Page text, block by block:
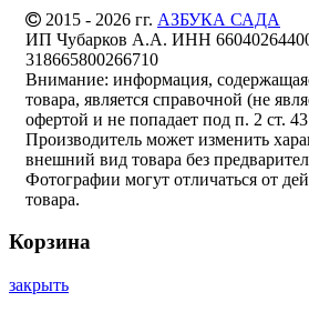
2015 - 2026 гг. АЗБУКА САДА
ИП Чубарков А.А. ИНН
318665800266710
Внимание: информация,
товара, является справочной (не
офертой и не попадает под п. 2 ст.
Производитель может изменить
внешний вид товара без
Фотографии могут отличаться от
товара.
Корзина
закрыть